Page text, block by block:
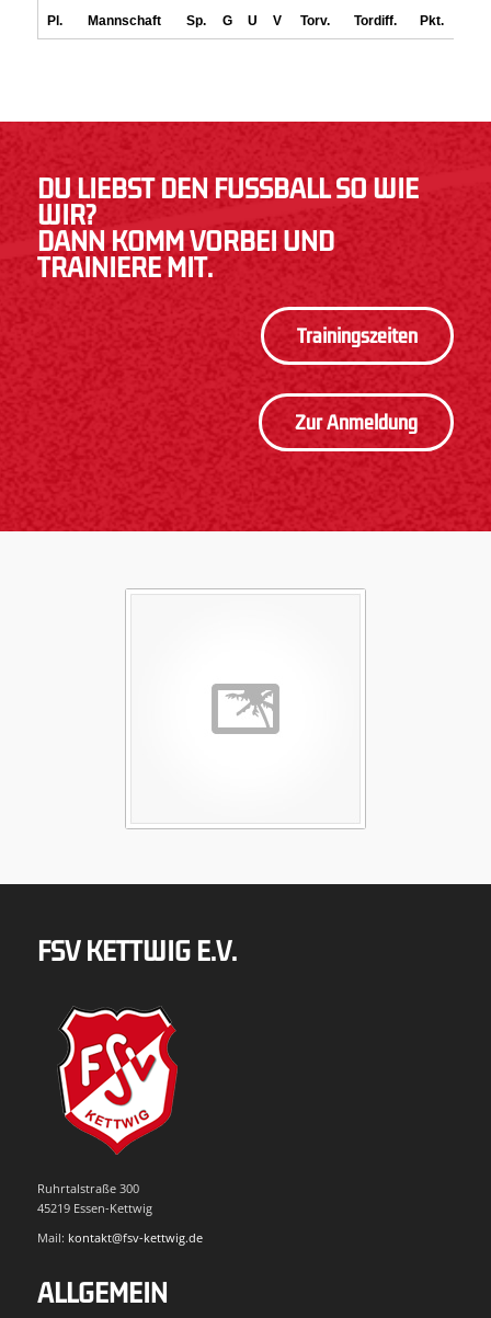
DU LIEBST DEN FUSSBALL SO WIE W
IR?
DANN KOMM VORBEI UND
TRAINIERE MIT.
Trainingszeiten
Zur Anmeldung
FSV KETTWIG E.V.
Ruhrtalstraße 300
45219 Essen-Kettwig
Mail: kontakt@fsv-kettwig.de
ALLGEMEIN